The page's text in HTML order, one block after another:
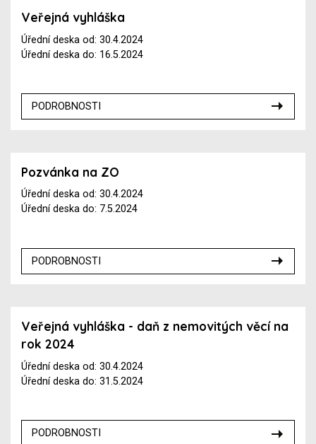
Veřejná vyhláška
Úřední deska od: 30.4.2024
Úřední deska do: 16.5.2024
PODROBNOSTI
Pozvánka na ZO
Úřední deska od: 30.4.2024
Úřední deska do: 7.5.2024
PODROBNOSTI
Veřejná vyhláška - daň z nemovitých věcí na
rok 2024
Úřední deska od: 30.4.2024
Úřední deska do: 31.5.2024
PODROBNOSTI